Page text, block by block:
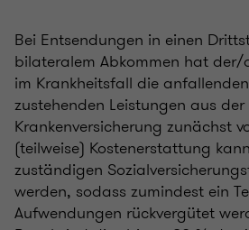
Bei Entsendungen in einen
bilateralem Abkommen hat der/
im Krankheitsfall die
zustehenden Leistungen aus der
Krankenversicherung zunächst
(teilweise) Kostenerstattung
zuständigen
werden, sodass zumindest ein
Aufwendungen rückvergütet